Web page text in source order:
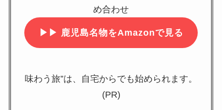
め合わせ
▶▶ 鹿児島名物をAmazonで見る
味わう旅”は、自宅からでも始められます。
(PR)